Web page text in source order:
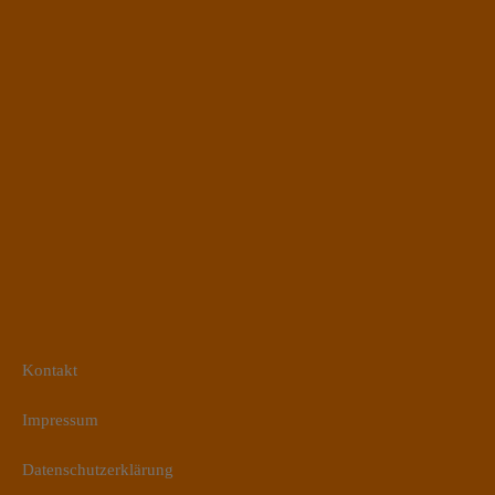
Kontakt
Impressum
Datenschutzerklärung